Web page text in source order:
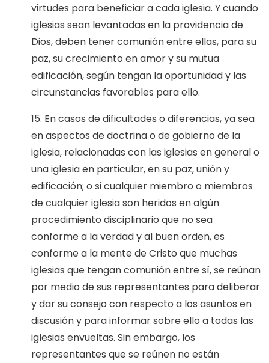
virtudes para beneficiar a cada iglesia. Y cuando
iglesias sean levantadas en la providencia de
Dios, deben tener comunión entre ellas, para su
paz, su crecimiento en amor y su mutua
edificación, según tengan la oportunidad y las
circunstancias favorables para ello.
15. En casos de dificultades o diferencias, ya sea
en aspectos de doctrina o de gobierno de la
iglesia, relacionadas con las iglesias en general o
una iglesia en particular, en su paz, unión y
edificación; o si cualquier miembro o miembros
de cualquier iglesia son heridos en algún
procedimiento disciplinario que no sea
conforme a la verdad y al buen orden, es
conforme a la mente de Cristo que muchas
iglesias que tengan comunión entre sí, se reúnan
por medio de sus representantes para deliberar
y dar su consejo con respecto a los asuntos en
discusión y para informar sobre ello a todas las
iglesias envueltas. Sin embargo, los
representantes que se reúnen no están